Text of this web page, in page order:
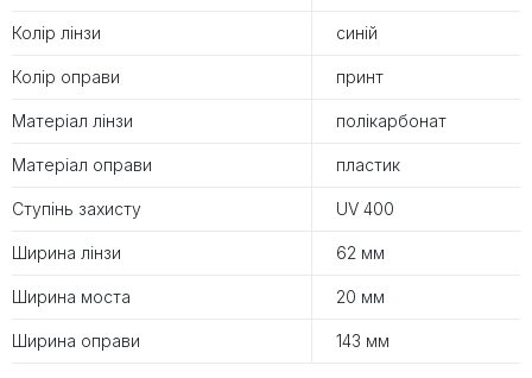
Колір лінзи синій
Колір оправи принт
Матеріал лінзи полікарбонат
Матеріал оправи пластик
Ступінь захисту UV 400
Ширина лінзи 62 мм
Ширина моста 20 мм
Ширина оправи 143 мм